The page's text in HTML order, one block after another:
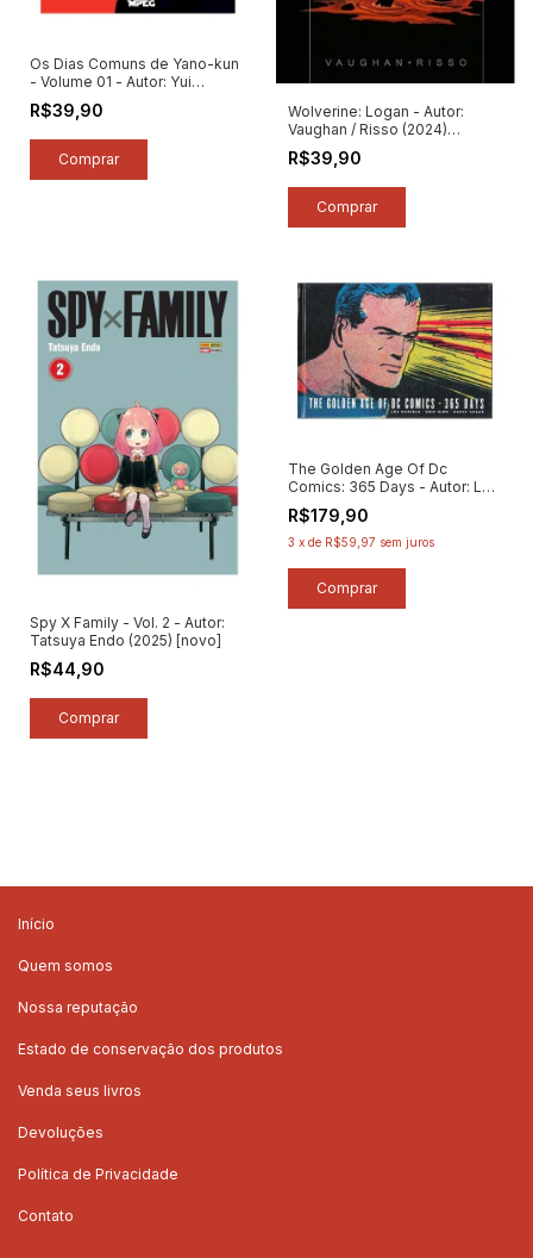
Os Dias Comuns de Yano-kun
- Volume 01 - Autor: Yui
Tamura (2026) [novo]
R$39,90
Wolverine: Logan - Autor:
Vaughan / Risso (2024)
[seminovo]
R$39,90
Spy X Family - Vol. 2 - Autor:
Tatsuya Endo (2025) [novo]
R$44,90
The Golden Age Of Dc
Comics: 365 Days - Autor: Les
Daniels / Chip Kidd / Geoff
Spear (2004) [seminovo]
R$179,90
3 x de R$59,97 sem juros
Início
Quem somos
Nossa reputação
Estado de conservação dos produtos
Venda seus livros
Devoluções
Política de Privacidade
Contato